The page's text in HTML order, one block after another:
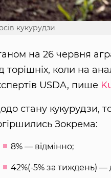
кукурудзи
на 26 червня
торішніх, коли на
USDA, пише
стану кукурудзи,
Зокрема:
8% — відмінно;
42%(-5% за тиждень) —